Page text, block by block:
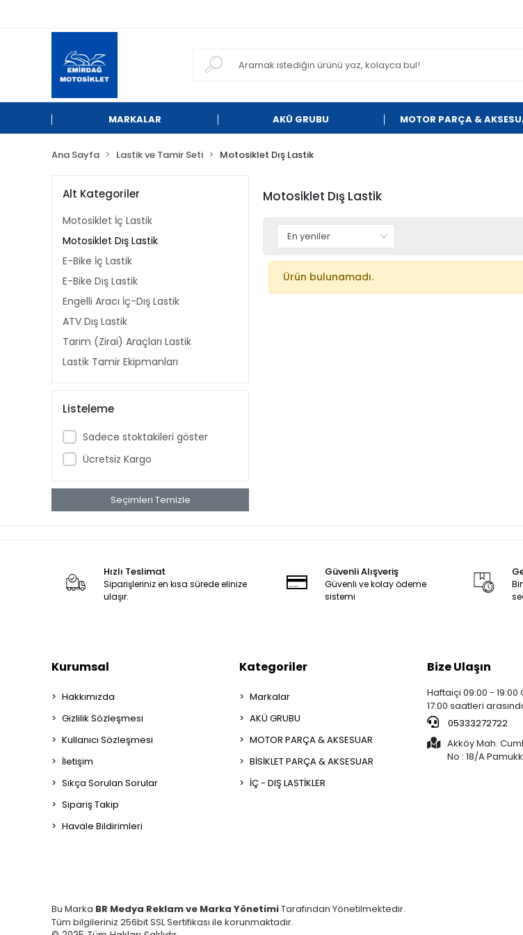
MARKALAR AKÜ GRUBU MOTOR PARÇA &
Ana Sayfa Lastik ve Tamir Seti Motosiklet Dış Lastik
Alt Kategoriler
Motosiklet İç Lastik
Motosiklet Dış Lastik
E-Bike İç Lastik
E-Bike Dış Lastik
Engelli Aracı İç-Dış Lastik
ATV Dış Lastik
Tarım (Zirai) Araçları Lastik
Lastik Tamir Ekipmanları
Listeleme
Sadece stoktakileri göster
Ücretsiz Kargo
Seçimleri Temizle
Motosiklet Dış Lastik
Ürün bulunamadı.
Hızlı Teslimat
Siparişleriniz en kısa sürede elinize
ulaşır.
Güvenli Alışveriş
Güvenli ve kolay ödeme
sistemi
Kurumsal
Hakkımızda
Gizlilik Sözleşmesi
Kullanıcı Sözleşmesi
İletişim
Sıkça Sorulan Sorular
Sipariş Takip
Havale Bildirimleri
Kategoriler
Markalar
AKÜ GRUBU
MOTOR PARÇA & AKSESUAR
BİSİKLET PARÇA & AKSESUAR
İÇ - DIŞ LASTİKLER
Bize Ulaşın
Haftaiçi 09:00 - 19:00
17:00 saatleri
05333272722
Akköy Mah.
No : 18/A
Bu Marka BR Medya Reklam ve Marka YönetimiTarafından Yönetilmektedir.
Tüm bilgileriniz 256bit SSL Sertifikası ile korunmaktadır.